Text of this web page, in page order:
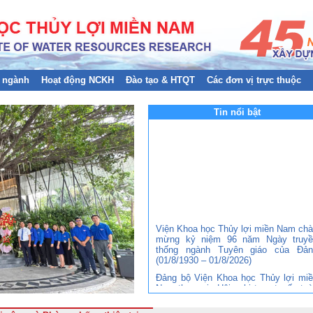
ngành Hoạt động NCKH Đào tạo & HTQT Các đơn vị trực thuộc
Tin nổi bật
mừng kỷ niệm 96 năm Ngày
thống ngành Tuyên giáo của
(01/8/1930 – 01/8/2026)
Đảng bộ Viện Khoa học Thủy lợi
Nam tham gia Hội nghị trực tuyến
quốc nghiên cứu, học tập, quán triệt